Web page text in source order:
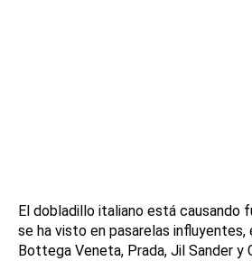
El dobladillo italiano está causando
se ha visto en pasarelas
Bottega Veneta, Prada, Jil Sander y